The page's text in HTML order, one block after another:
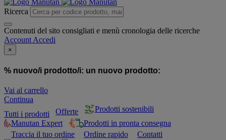
Ricerca
Contenuti del sito consigliati e menù cronologia delle ricerche
Account Accedi
×
% nuovo/i prodotto/i: un nuovo prodotto:
Vai al carrello
Continua
Tutti i prodotti
Offerte
Prodotti sostenibili
Manutan Expert
Prodotti in pronta consegna
Traccia il tuo ordine
Ordine rapido Contatti